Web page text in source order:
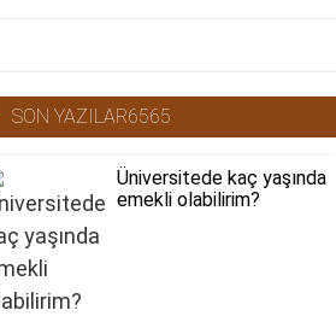
SON YAZILAR6565
Üniversitede kaç yaşında
emekli olabilirim?